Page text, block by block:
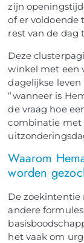
zijn
of er voldoende
rest van de dag
Deze
winkel met een
dagelijkse leven
“wanneer is
de vraag hoe
combinatie met
Waarom
worden
De zoekintentie
andere
het vaak om